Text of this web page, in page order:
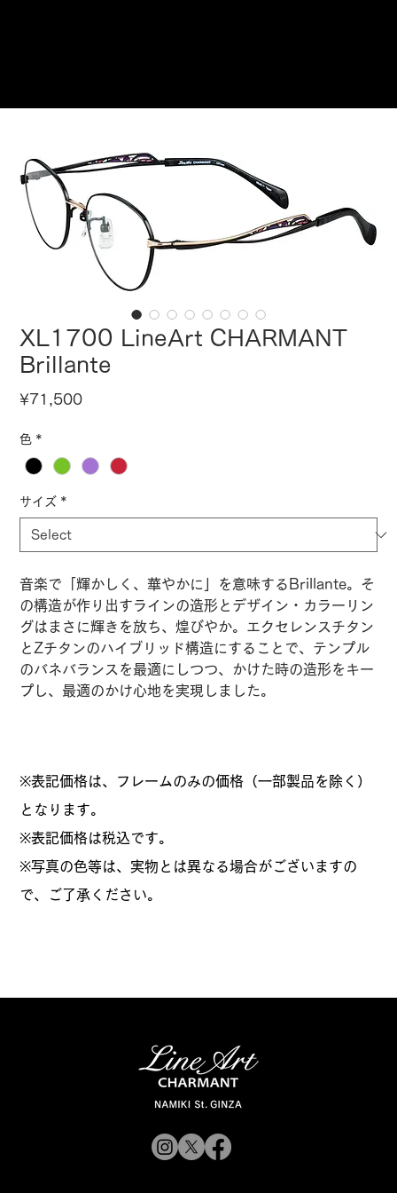
XL1700 LineArt CHARMANT
Brillante
¥71,500Price
色 *
サイズ *
音楽で「輝かしく、華やかに」を意味するBrillante。そ
の構造が作り出すラインの造形とデザイン・カラーリン
グはまさに輝きを放ち、煌びやか。エクセレンスチタン
とZチタンのハイブリッド構造にすることで、テンプル
のバネバランスを最適にしつつ、かけた時の造形をキー
プし、最適のかけ心地を実現しました。
※表記価格は、フレームのみの価格（一部製品を除く）
となります。
​※表記価格は税込です。
※写真の色等は、実物とは異なる場合がございますの
で、ご了承ください。